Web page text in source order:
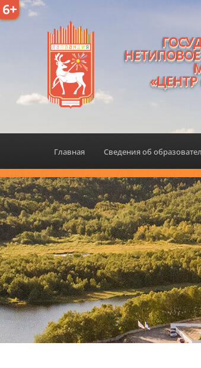
6+
Главная Сведения об